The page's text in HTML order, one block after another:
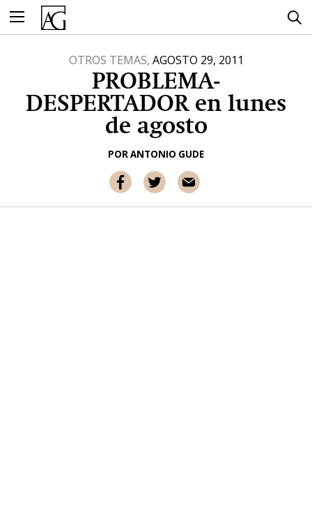
contenido
OTROS TEMAS, AGOSTO 29, 2011
PROBLEMA-
DESPERTADOR en lunes
de agosto
PORANTONIO GUDE